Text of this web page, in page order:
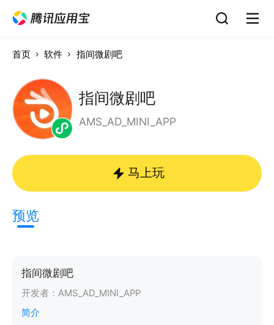
首页 软件 指间微剧吧
指间微剧吧
AMS_AD_MINI_APP
马上玩
预览
指间微剧吧
开发者： AMS_AD_MINI_APP
简介